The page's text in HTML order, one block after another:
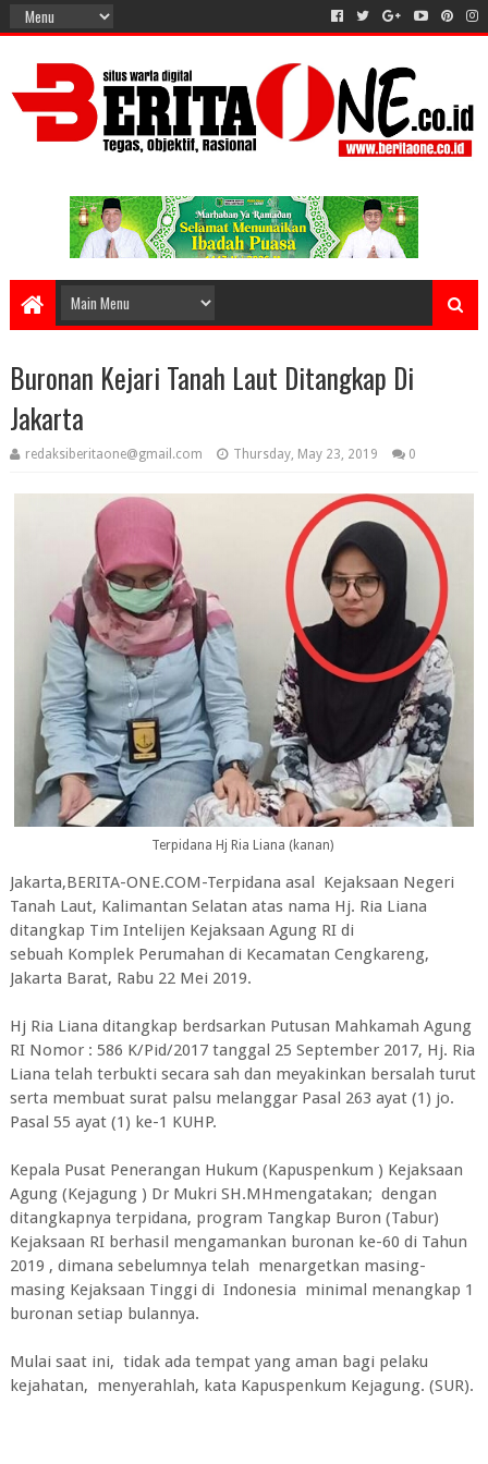
Buronan Kejari Tanah Laut Ditangkap Di
Jakarta
redaksiberitaone@gmail.com Thursday, May 23, 2019 0
Terpidana Hj Ria Liana (kanan)
Jakarta,BERITA-ONE.COM-Terpidana asal Kejaksaan Negeri
Tanah Laut, Kalimantan Selatan atas nama Hj. Ria Liana
ditangkap Tim Intelijen Kejaksaan Agung RI di
sebuah Komplek Perumahan di Kecamatan Cengkareng,
Jakarta Barat, Rabu 22 Mei 2019.
Hj Ria Liana ditangkap berdsarkan Putusan Mahkamah Agung
RI Nomor : 586 K/Pid/2017 tanggal 25 September 2017, Hj. Ria
Liana telah terbukti secara sah dan meyakinkan bersalah turut
serta membuat surat palsu melanggar Pasal 263 ayat (1) jo.
Pasal 55 ayat (1) ke-1 KUHP.
Kepala Pusat Penerangan Hukum (Kapuspenkum ) Kejaksaan
Agung (Kejagung ) Dr Mukri SH.MHmengatakan; dengan
ditangkapnya terpidana, program Tangkap Buron (Tabur)
Kejaksaan RI berhasil mengamankan buronan ke-60 di Tahun
2019 , dimana sebelumnya telah menargetkan masing-
masing Kejaksaan Tinggi di Indonesia minimal menangkap 1
buronan setiap bulannya.
Mulai saat ini, tidak ada tempat yang aman bagi pelaku
kejahatan, menyerahlah, kata Kapuspenkum Kejagung. (SUR).